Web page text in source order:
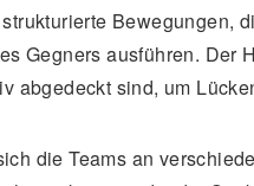
Bewegungen,
Gegners ausführen.
abgedeckt sind, um
die Teams an